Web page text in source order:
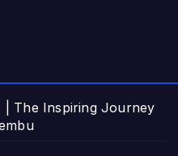
| The Inspiring Journey